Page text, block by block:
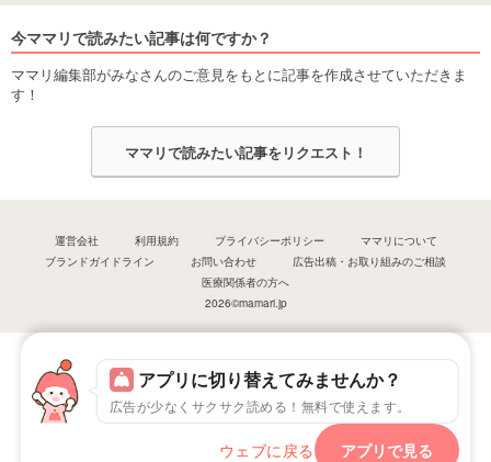
アプリに切り替えてみませんか？
広告が少なくサクサク読める！無料で使えます。
ウェブに戻る アプリで見る
今ママリで読みたい記事は何ですか？
ママリ編集部がみなさんのご意見をもとに記事を作成させていただきま
す！
ママリで読みたい記事をリクエスト！
運営会社 利用規約 プライバシーポリシー
ママリについて
ブランドガイドライン
お問い合わせ
広告出稿・お取り組みのご相談
医療関係者の方へ
2026©mamari.jp